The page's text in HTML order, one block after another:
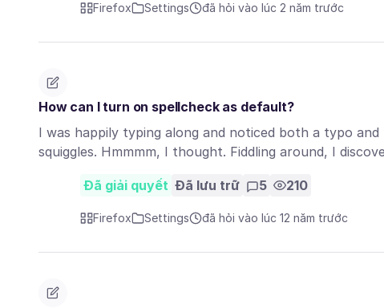
Firefox Settings đã hỏi vào lúc 2 năm trước
How can I turn on spellcheck as default?
I was happily typing along and noticed both a typo
squiggles. Hmmmm, I thought. Fiddling around, I
Đã giải quyết Đã lưu trữ 5 210
Firefox Settings đã hỏi vào lúc 12 năm trước